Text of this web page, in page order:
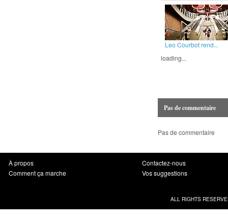
Leo Courbot rend...
loading...
Pas de commentaire
Pas de commentaire
À propos
Comment ça marche
Contactez-nous
Vos suggestions
ALL RIGHTS